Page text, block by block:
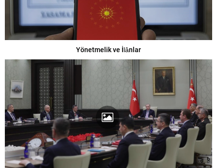
Yönetmelik ve İlânlar